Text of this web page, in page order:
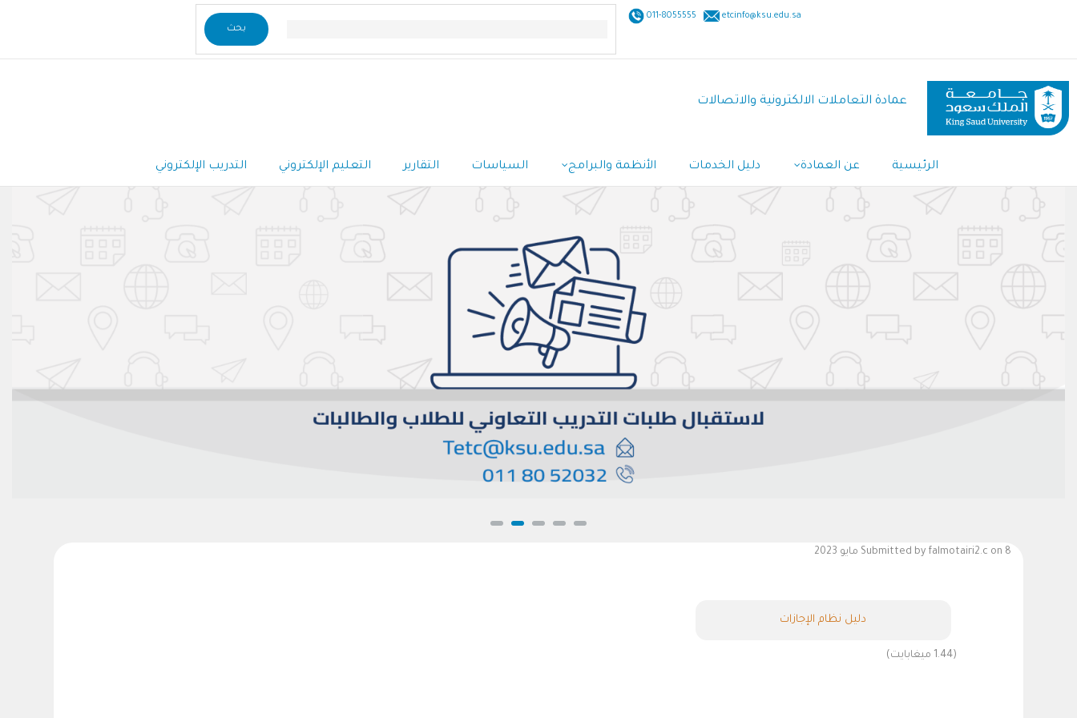
011-8055555 etcinfo@ksu.edu.sa
عمادة التعاملات الالكترونية والاتصالات
الرئيسية عن العمادة دليل الخدمات الأنظمة والبرامج السياسات التقارير التعليم الإلكتروني التدريب الإلكتروني
Submitted by falmotairi2.c on 8 مايو 2023
دليل نظام الإجازات
(1.44 ميغابايت)